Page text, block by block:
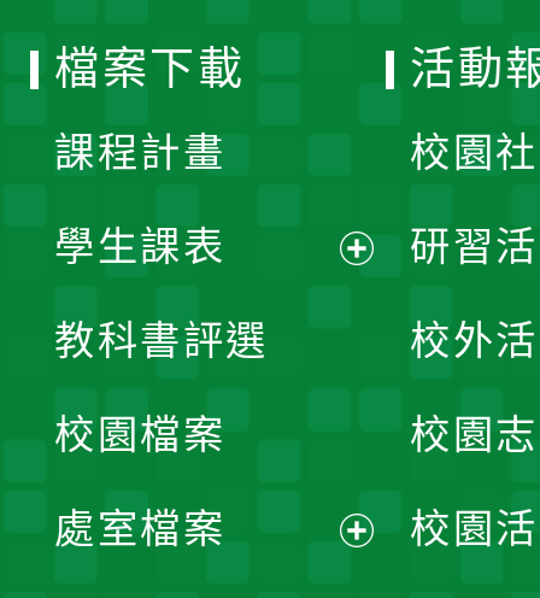
檔案下載
課程計畫
學生課表
單
教科書評選
校園檔案
處室檔案
活動
校園
研習
校外
校園
校園